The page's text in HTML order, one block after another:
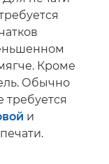
Кроме
Обычно
требуется
и